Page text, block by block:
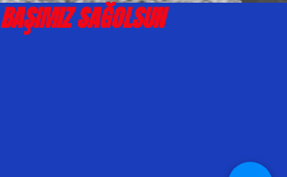
BAŞIMIZ SAĞOLSUN